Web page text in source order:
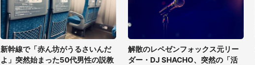
新幹線で「赤ん坊がうるさいんだ
よ」突然始まった50代男性の説教
解散のレペゼンフォックス元リー
ダー・DJ SHACHO、突然の「活